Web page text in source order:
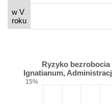
w V
roku
Ryzyko
Ignatianum,
15%